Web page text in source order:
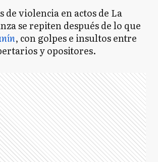
de violencia en actos de La
se repiten después de lo que
, con golpes e insultos entre
y opositores.